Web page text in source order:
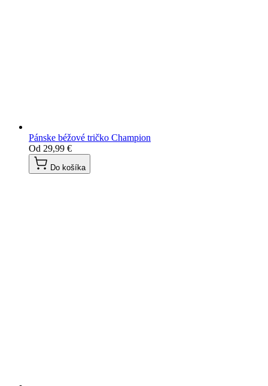
Pánske béžové tričko Champion
Od 29,99 €
Do košíka